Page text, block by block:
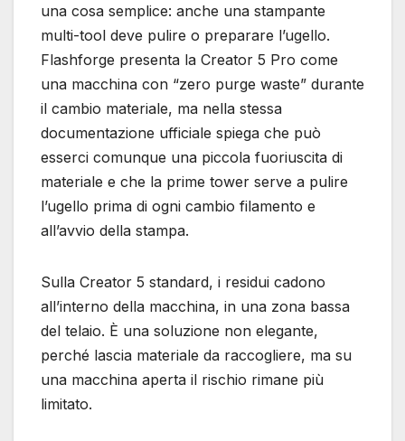
una cosa semplice: anche una stampante
multi-tool deve pulire o preparare l’ugello.
Flashforge presenta la Creator 5 Pro come
una macchina con “zero purge waste” durante
il cambio materiale, ma nella stessa
documentazione ufficiale spiega che può
esserci comunque una piccola fuoriuscita di
materiale e che la prime tower serve a pulire
l’ugello prima di ogni cambio filamento e
all’avvio della stampa.
Sulla Creator 5 standard, i residui cadono
all’interno della macchina, in una zona bassa
del telaio. È una soluzione non elegante,
perché lascia materiale da raccogliere, ma su
una macchina aperta il rischio rimane più
limitato.